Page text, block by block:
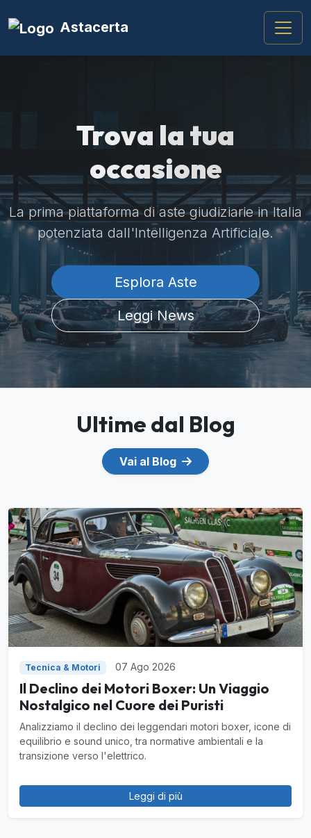
Astacerta
Trova la tua
occasione
La prima piattaforma di aste giudiziarie in Italia
potenziata dall'Intelligenza Artificiale.
Esplora Aste
Leggi News
Ultime dal Blog
Vai al Blog
Tecnica & Motori 07 Ago 2026
Il Declino dei Motori Boxer: Un Viaggio
Nostalgico nel Cuore dei Puristi
Analizziamo il declino dei leggendari motori boxer, icone di
equilibrio e sound unico, tra normative ambientali e la
transizione verso l'elettrico.
Leggi di più